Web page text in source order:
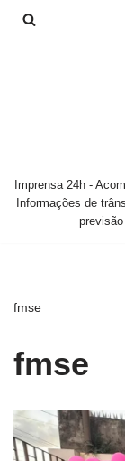
Imprensa 24h -
Informações de
fmse
fmse